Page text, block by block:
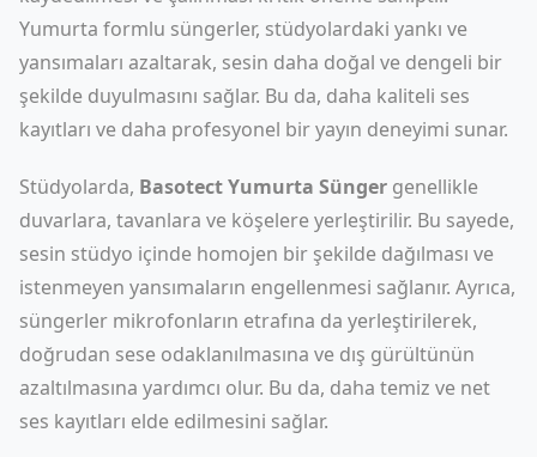
Yumurta formlu süngerler, stüdyolardaki yankı ve
yansımaları azaltarak, sesin daha doğal ve dengeli bir
şekilde duyulmasını sağlar. Bu da, daha kaliteli ses
kayıtları ve daha profesyonel bir yayın deneyimi sunar.
Stüdyolarda, Basotect Yumurta Sünger genellikle
duvarlara, tavanlara ve köşelere yerleştirilir. Bu sayede,
sesin stüdyo içinde homojen bir şekilde dağılması ve
istenmeyen yansımaların engellenmesi sağlanır. Ayrıca,
süngerler mikrofonların etrafına da yerleştirilerek,
doğrudan sese odaklanılmasına ve dış gürültünün
azaltılmasına yardımcı olur. Bu da, daha temiz ve net
ses kayıtları elde edilmesini sağlar.